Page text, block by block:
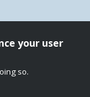
your user
so.